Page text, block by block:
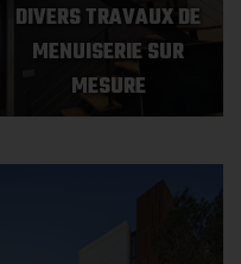
DIVERS TRAVAUX DE
MENUISERIE SUR
MESURE